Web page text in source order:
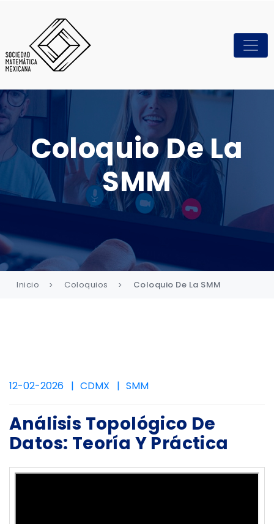
Coloquio De La
SMM
Inicio Coloquios Coloquio De La SMM
12-02-2026 CDMX SMM
Análisis Topológico De
Datos: Teoría Y Práctica